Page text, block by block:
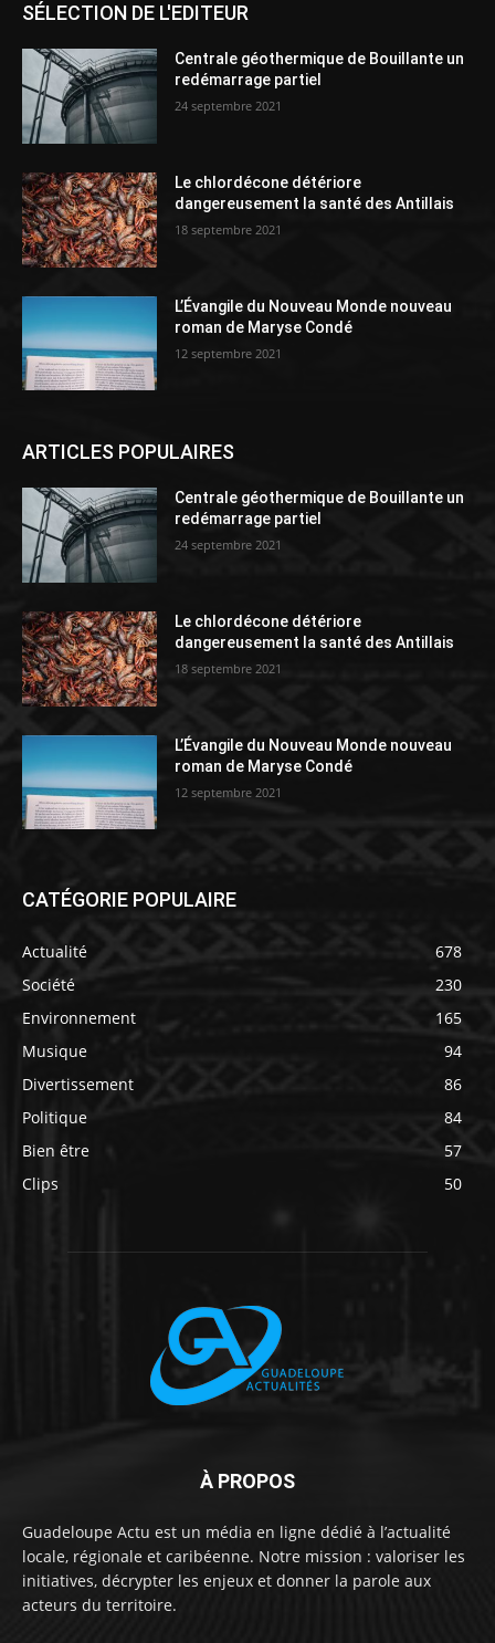
SÉLECTION DE L'EDITEUR
Centrale géothermique de Bouillante un
redémarrage partiel
24 septembre 2021
Le chlordécone détériore
dangereusement la santé des Antillais
18 septembre 2021
L’Évangile du Nouveau Monde nouveau
roman de Maryse Condé
12 septembre 2021
ARTICLES POPULAIRES
Centrale géothermique de Bouillante un
redémarrage partiel
24 septembre 2021
Le chlordécone détériore
dangereusement la santé des Antillais
18 septembre 2021
L’Évangile du Nouveau Monde nouveau
roman de Maryse Condé
12 septembre 2021
CATÉGORIE POPULAIRE
Actualité
678
Société
230
Environnement
165
Musique
94
Divertissement
86
Politique
84
Bien être
57
Clips
50
À PROPOS
Guadeloupe Actu est un média en ligne dédié à l’actualité
locale, régionale et caribéenne. Notre mission : valoriser les
initiatives, décrypter les enjeux et donner la parole aux
acteurs du territoire.